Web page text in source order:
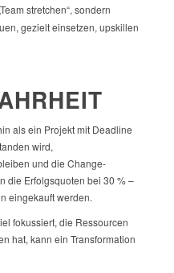
stretchen“, sondern
gezielt einsetzen, upskillen
als ein Projekt mit Deadline
wird,
und die Change-
die Erfolgsquoten bei 30 % –
eingekauft werden.
fokussiert, die Ressourcen
hat, kann ein Transformation